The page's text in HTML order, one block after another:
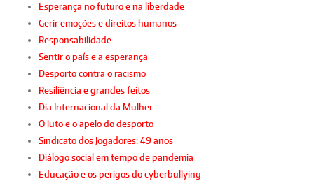
Esperança no futuro e na liberdade
Gerir emoções e direitos humanos
Responsabilidade
Sentir o país e a esperança
Desporto contra o racismo
Resiliência e grandes feitos
Dia Internacional da Mulher
O luto e o apelo do desporto
Sindicato dos Jogadores: 49 anos
Diálogo social em tempo de pandemia
Educação e os perigos do cyberbullying